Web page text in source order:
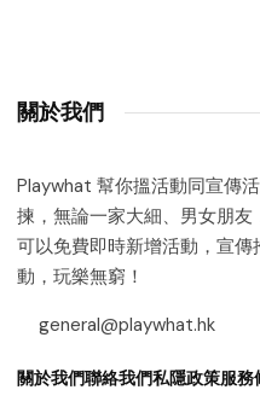
關於我們
Playwhat 幫你搵活動同宣傳
揀，無論一家大細、男女朋
可以免費即時新增活動，宣
動，玩樂無窮！
general@playwhat.hk
關於我們聯絡我們私隱政策服務